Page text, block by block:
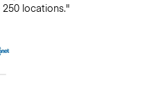
locations."